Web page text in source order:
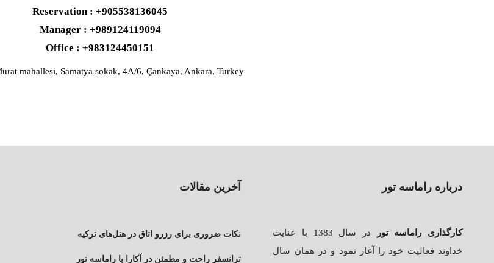
Reservation : +905538136045
Manager : +989124119094
Office : +983124450151
mahallesi, Samatya sokak, 4A/6, Çankaya, Ankara, Turkey
درباره راماسه تور
کارگذاری راماسه تور
در سال 1383 با عنایت
خداوند فعالیت خود را آغاز نمود و در همان سال
آخرین مقالات
نکات ضروری برای رزرو اتاق در هتل‌های ترکیه
ترانسفر راحت و مطمئن در آکارا با راماسه تور